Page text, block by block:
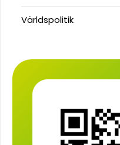
Världspolitik